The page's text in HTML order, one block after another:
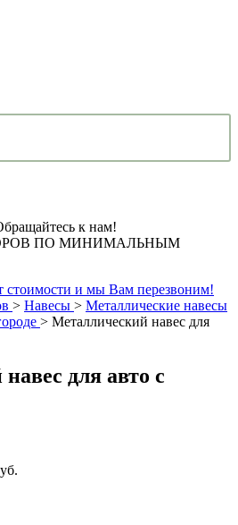
к нам!
ПО МИНИМАЛЬНЫМ
стоимости и мы Вам перезвоним!
> Навесы > Металлические навесы
> Металлический навес для
для авто с